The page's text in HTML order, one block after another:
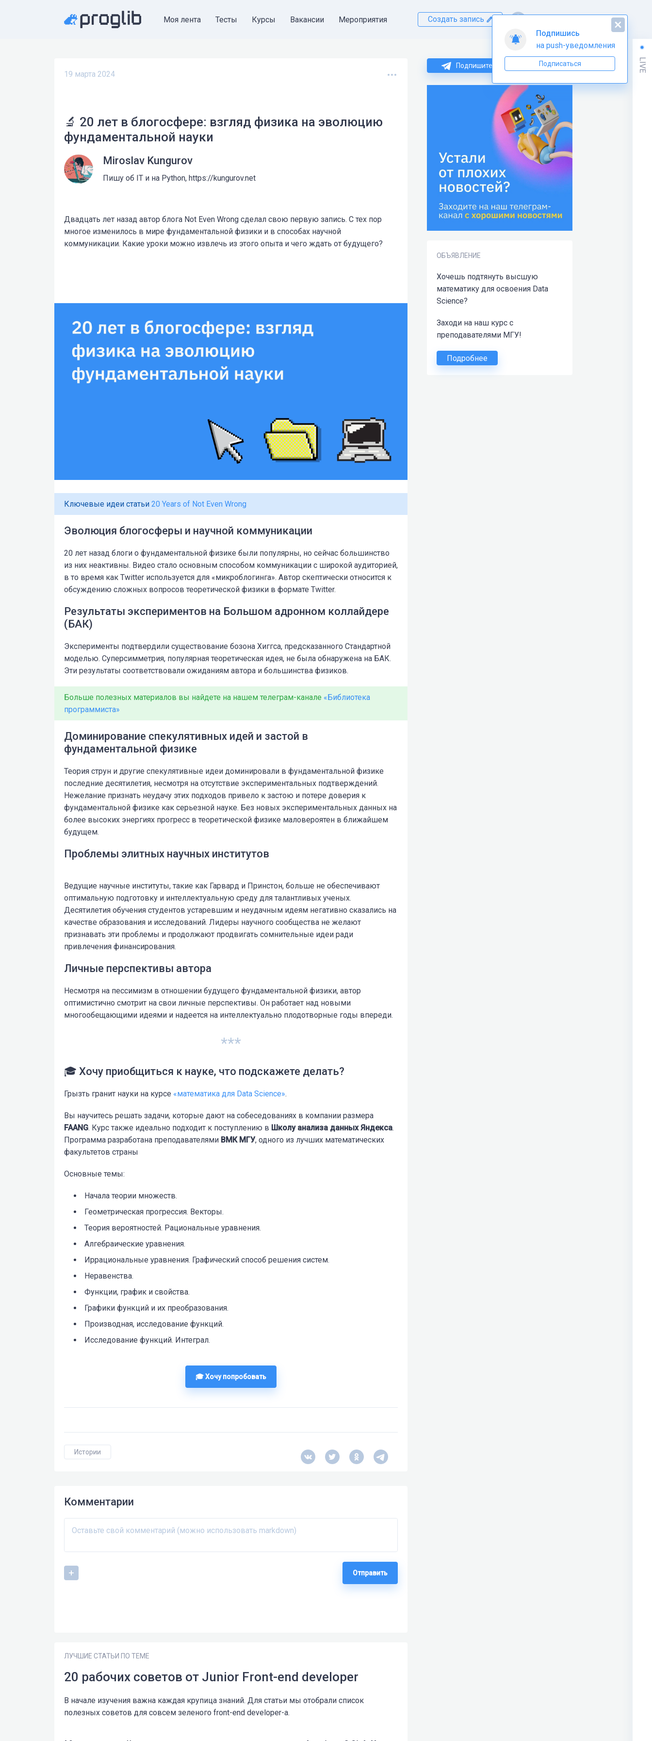
Моя лента Тесты Курсы Вакансии Мероприятия Создать запись
Подпишитесь на нас в Telegram
ОБЪЯВЛЕНИЕ
Хочешь подтянуть высшую
математику для освоения Data
Science?
Заходи на наш курс с
преподавателями МГУ!
Подробнее
19 марта 2024
🔬 20 лет в блогосфере: взгляд физика на эволюцию
фундаментальной науки
Miroslav Kungurov
Пишу об IT и на Python, https://kungurov.net
Двадцать лет назад автор блога Not Even Wrong сделал свою первую запись. С тех пор
многое изменилось в мире фундаментальной физики и в способах научной
коммуникации. Какие уроки можно извлечь из этого опыта и чего ждать от будущего?
Ключевые идеи статьи 20 Years of Not Even Wrong
Эволюция блогосферы и научной коммуникации
20 лет назад блоги о фундаментальной физике были популярны, но сейчас большинство
из них неактивны. Видео стало основным способом коммуникации с широкой аудиторией,
в то время как Twitter используется для «микроблогинга». Автор скептически относится к
обсуждению сложных вопросов теоретической физики в формате Twitter.
Результаты экспериментов на Большом адронном коллайдере
(БАК)
Эксперименты подтвердили существование бозона Хиггса, предсказанного Стандартной
моделью. Суперсимметрия, популярная теоретическая идея, не была обнаружена на БАК.
Эти результаты соответствовали ожиданиям автора и большинства физиков.
Больше полезных материалов вы найдете на нашем телеграм-канале «Библиотека
программиста»
Доминирование спекулятивных идей и застой в
фундаментальной физике
Теория струн и другие спекулятивные идеи доминировали в фундаментальной физике
последние десятилетия, несмотря на отсутствие экспериментальных подтверждений.
Нежелание признать неудачу этих подходов привело к застою и потере доверия к
фундаментальной физике как серьезной науке. Без новых экспериментальных данных на
более высоких энергиях прогресс в теоретической физике маловероятен в ближайшем
будущем.
Проблемы элитных научных институтов
Ведущие научные институты, такие как Гарвард и Принстон, больше не обеспечивают
оптимальную подготовку и интеллектуальную среду для талантливых ученых.
Десятилетия обучения студентов устаревшим и неудачным идеям негативно сказались на
качестве образования и исследований. Лидеры научного сообщества не желают
признавать эти проблемы и продолжают продвигать сомнительные идеи ради
привлечения финансирования.
Личные перспективы автора
Несмотря на пессимизм в отношении будущего фундаментальной физики, автор
оптимистично смотрит на свои личные перспективы. Он работает над новыми
многообещающими идеями и надеется на интеллектуально плодотворные годы впереди.
***
🎓 Хочу приобщиться к науке, что подскажете делать?
Грызть гранит науки на курсе «математика для Data Science».
Вы научитесь решать задачи, которые дают на собеседованиях в компании размера
FAANG. Курс также идеально подходит к поступлению в Школу анализа данных Яндекса.
Программа разработана преподавателями ВМК МГУ, одного из лучших математических
факультетов страны
Основные темы:
Начала теории множеств.
Геометрическая прогрессия. Векторы.
Теория вероятностей. Рациональные уравнения.
Алгебраические уравнения.
Иррациональные уравнения. Графический способ решения систем.
Неравенства.
Функции, график и свойства.
Графики функций и их преобразования.
Производная, исследование функций.
Исследование функций. Интеграл.
🎓 Хочу попробовать
Истории
Комментарии
Отправить
ЛУЧШИЕ СТАТЬИ ПО ТЕМЕ
20 рабочих советов от Junior Front-end developer
В начале изучения важна каждая крупица знаний. Для статьи мы отобрали список
полезных советов для совсем зеленого front-end developer-а.
LIVE
Подпишись
на push-уведомления
Подписаться